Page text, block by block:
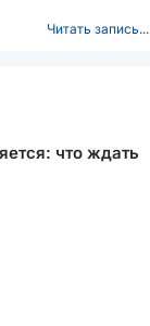
Читать запись...
что ждать